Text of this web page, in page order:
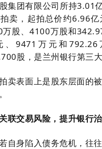
集团有限公司所持3.01
卖，起拍总价约6.96
股、4100万股和
、9471万元和
股，是兰州银行第三大
卖表面上是股东层面的
联交易风险，提升银行
自身陷入债务危机，往